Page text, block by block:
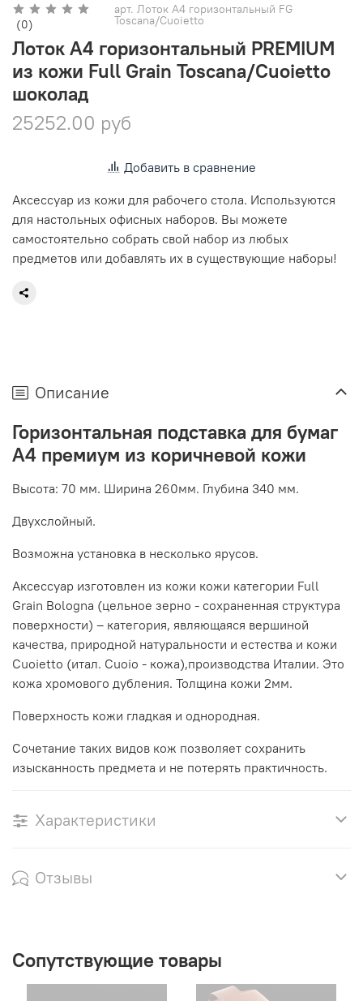
(0)
арт. Лоток А4 горизонтальный FG
Toscana/Cuoietto
Лоток А4 горизонтальный PREMIUM
из кожи Full Grain Toscana/Cuoietto
шоколад
25252.00 руб
Добавить в сравнение
Аксессуар из кожи для рабочего стола. Используются
для настольных офисных наборов. Вы можете
самостоятельно собрать свой набор из любых
предметов или добавлять их в существующие наборы!
Описание
Горизонтальная подставка для бумаг
А4 премиум из коричневой кожи
Высота: 70 мм. Ширина 260мм. Глубина 340 мм.
Двухслойный.
Возможна установка в несколько ярусов.
Аксессуар изготовлен из кожи кожи категории Full
Grain Bologna (цельное зерно - сохраненная структура
поверхности) – категория, являющаяся вершиной
качества, природной натуральности и естества и кожи
Cuoietto (итал. Cuoio - кожа),производства Италии. Это
кожа хромового дубления. Толщина кожи 2мм.
Поверхность кожи гладкая и однородная.
Сочетание таких видов кож позволяет сохранить
изысканность предмета и не потерять практичность.
Характеристики
Отзывы
Сопутствующие товары